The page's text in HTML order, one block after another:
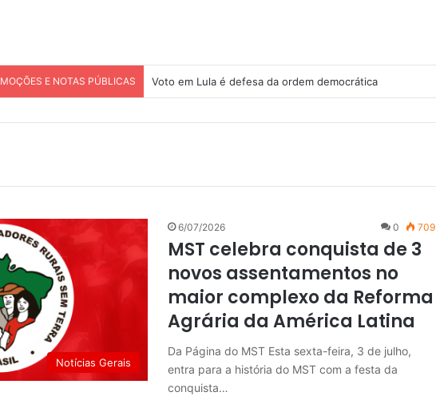
MOÇÕES E NOTAS PÚBLICAS Voto em Lula é defesa da ordem democrática
Notícias Gerais
6/07/2026 0 709
MST celebra conquista de 3
novos assentamentos no
maior complexo da Reforma
Agrária da América Latina
Da Página do MST Esta sexta-feira, 3 de julho,
entra para a história do MST com a festa da
conquista…